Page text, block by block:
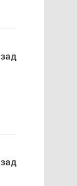
не
чего